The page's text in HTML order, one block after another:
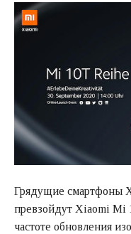
Грядущие смартфоны
превзойдут Xiaomi
частоте обновления